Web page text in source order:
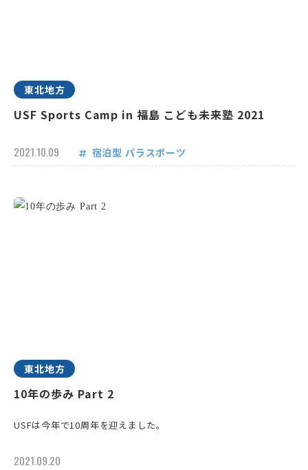
東北地方
USF Sports Camp in 福島 こども未来塾 2021
2021.10.09 宿泊型 パラスポーツ
東北地方
10年の歩み Part 2
USFは今年で10周年を迎えました。
2021.09.20